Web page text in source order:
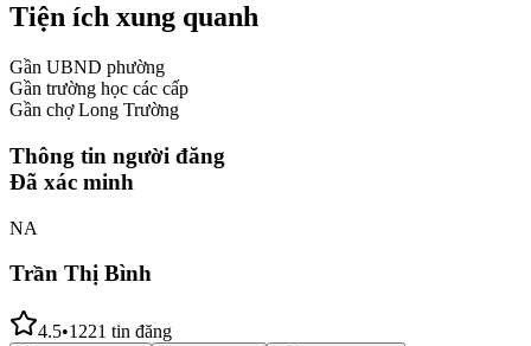
Tiện ích xung quanh
Gần UBND phường
Gần trường học các cấp
Gần chợ Long Trường
Thông tin người đăng
Đã xác minh
NA
Trần Thị Bình
4.5•1221 tin đăng